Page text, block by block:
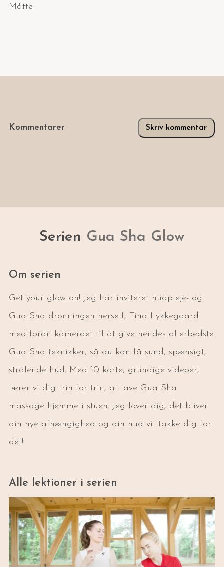
Måtte
Kommentarer Skriv kommentar
Serien Gua Sha Glow
Om serien
Get your glow on! Jeg har inviteret hudpleje- og
Gua Sha dronningen herself, Tina Lykkegaard
med foran kameraet til at give hendes allerbedste
Gua Sha teknikker, så du kan få sund, spænsigt,
strålende hud. Med 10 korte, grundige videoer,
lærer vi dig trin for trin, at lave Gua Sha
massage hjemme i stuen. Jeg lover dig; det bliver
din nye afhængighed og din hud vil takke dig for
det!
Alle lektioner i serien